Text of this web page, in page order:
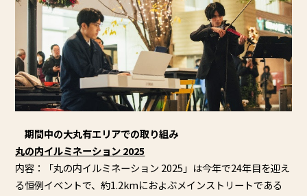
期間中の大丸有エリアでの取り組み
丸の内イルミネーション 2025
内容：「丸の内イルミネーション 2025」は今年で24年目を迎え
る恒例イベントで、約1.2kmにおよぶメインストリートである